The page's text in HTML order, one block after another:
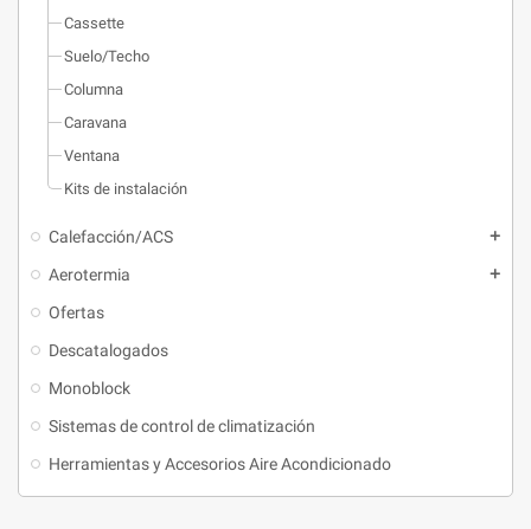
Cassette
Suelo/Techo
Columna
Caravana
Ventana
Kits de instalación
Calefacción/ACS
Aerotermia
Ofertas
Descatalogados
Monoblock
Sistemas de control de climatización
Herramientas y Accesorios Aire Acondicionado